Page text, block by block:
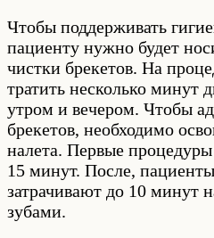
Чтобы поддерживать
пациенту нужно будет
чистки брекетов. На
тратить несколько минут
утром и вечером. Чтобы
брекетов, необходимо
налета. Первые
15 минут. После,
затрачивают до 10 минут
зубами.